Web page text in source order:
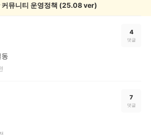
커뮤니티 운영정책 (25.08 ver)
4
댓글
7
댓글